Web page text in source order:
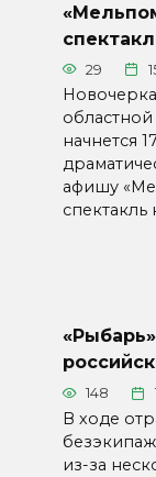
29
начнется
афишу
148
В ходе
из-за